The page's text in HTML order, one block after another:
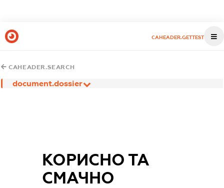
CAHEADER.GETTEST
CAHEADER.SEARCH
document.dossier
КОРИСНО ТА
СМАЧНО